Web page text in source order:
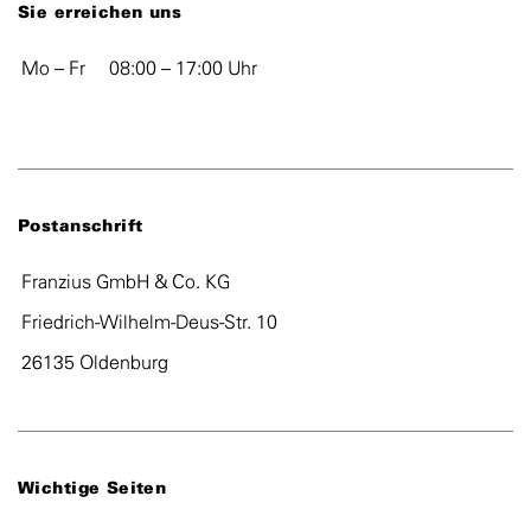
Sie erreichen uns
Mo – Fr 08:00 – 17:00 Uhr
Postanschrift
Franzius GmbH & Co. KG
Friedrich-Wilhelm-Deus-Str. 10
26135 Oldenburg
Wichtige Seiten